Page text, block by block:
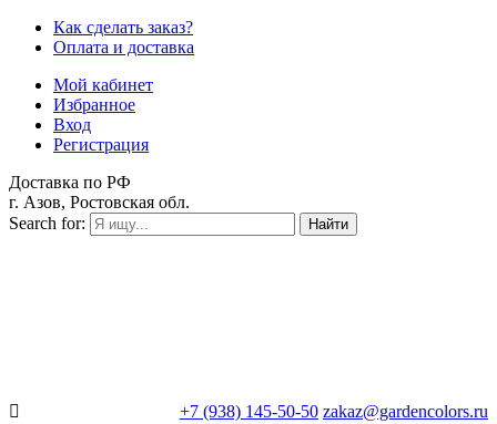
Как сделать заказ?
Оплата и доставка
Мой кабинет
Избранное
Вход
Регистрация
Доставка по РФ
г. Азов, Ростовская обл.
Search for:
Найти
+7 (938) 145-50-50 zakaz@gardencolors.ru